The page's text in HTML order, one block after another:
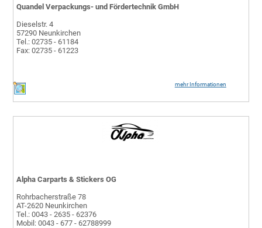
mehr Informationen
Quandel Verpackungs- und Fördertechnik GmbH
Dieselstr. 4
57290 Neunkirchen
Tel.: 02735 - 61184
Fax: 02735 - 61223
Alpha Carparts & Stickers OG
Rohrbacherstraße 78
AT-2620 Neunkirchen
Tel.: 0043 - 2635 - 62376
Mobil: 0043 - 677 - 62788999